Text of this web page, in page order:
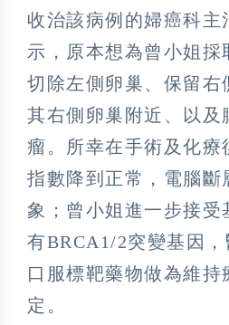
收治該病例的婦癌科主
示，原本想為曾小姐採
切除左側卵巢、保留右
其右側卵巢附近、以及
瘤。所幸在手術及化療
指數降到正常，電腦斷
象；曾小姐進一步接受
有BRCA1/2突變基因
口服標靶藥物做為維持
定。